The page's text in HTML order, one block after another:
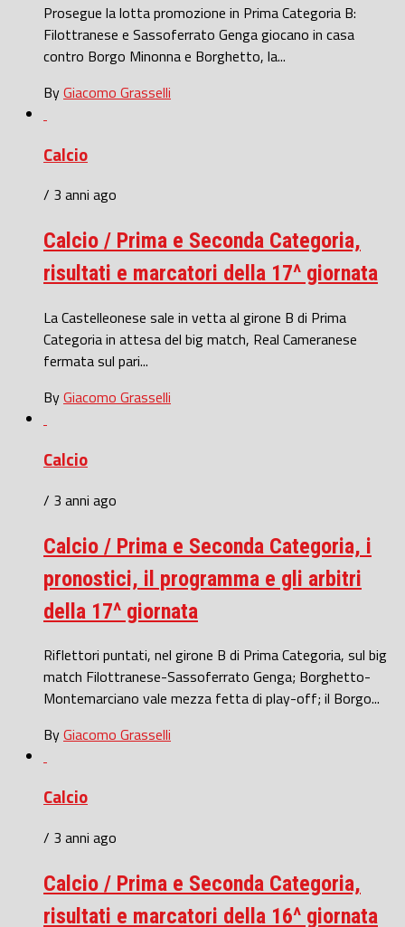
Prosegue la lotta promozione in Prima Categoria B:
Filottranese e Sassoferrato Genga giocano in casa
contro Borgo Minonna e Borghetto, la...
ByGiacomo Grasselli
Calcio
/ 3 anni ago
Calcio / Prima e Seconda Categoria,
risultati e marcatori della 17^ giornata
La Castelleonese sale in vetta al girone B di Prima
Categoria in attesa del big match, Real Cameranese
fermata sul pari...
ByGiacomo Grasselli
Calcio
/ 3 anni ago
Calcio / Prima e Seconda Categoria, i
pronostici, il programma e gli arbitri
della 17^ giornata
Riflettori puntati, nel girone B di Prima Categoria, sul big
match Filottranese-Sassoferrato Genga; Borghetto-
Montemarciano vale mezza fetta di play-off; il Borgo...
ByGiacomo Grasselli
Calcio
/ 3 anni ago
Calcio / Prima e Seconda Categoria,
risultati e marcatori della 16^ giornata